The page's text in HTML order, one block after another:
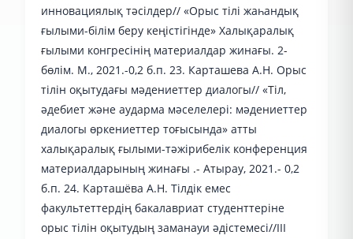
инновациялық тәсілдер// «Орыс тілі жаһандық
ғылыми-білім беру кеңістігінде» Халықаралық
ғылыми конгресінің материалдар жинағы. 2-
бөлім. М., 2021.-0,2 б.п. 23. Карташева А.Н. Орыс
тілін оқытудағы мәдениеттер диалогы// «Тіл,
әдебиет және аударма мәселелері: мәдениеттер
диалогы өркениеттер тоғысында» атты
халықаралық ғылыми-тәжірибелік конференция
материалдарының жинағы .- Атырау, 2021.- 0,2
б.п. 24. Карташёва А.Н. Тілдік емес
факультеттердің бакалавриат студенттеріне
орыс тілін оқытудың заманауи әдістемесі//ІІІ